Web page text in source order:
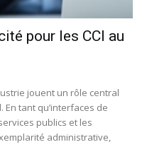
pour les CCI au
jouent un rôle central
En tant qu’interfaces de
publics et les
administrative,